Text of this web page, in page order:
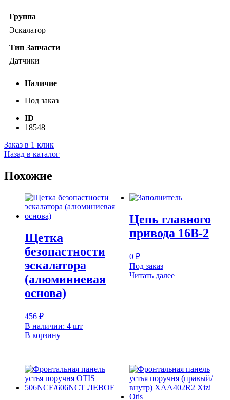
Группа
Эскалатор
Тип Запчасти
Датчики
Наличие
Под заказ
ID
18548
Заказ в 1 клик
Назад в каталог
Похожие
Щетка
безопастности
эскалатора
(алюминиевая
основа)
456 ₽
В наличии: 4 шт
В корзину
Цепь главного
привода 16B-2
0 ₽
Под заказ
Читать далее